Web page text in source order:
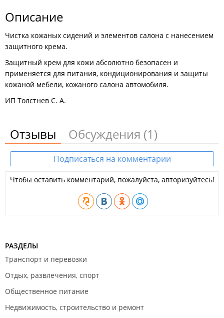
Описание
Чистка кожаных сидений и элементов салона с нанесением
защитного крема.
Защитный крем для кожи абсолютно безопасен и
применяется для питания, кондиционирования и защиты
кожаной мебели, кожаного салона автомобиля.
ИП Толстнев С. А.
Отзывы Обсуждения (1)
Подписаться на комментарии
Чтобы оставить комментарий, пожалуйста, авторизуйтесь!
РАЗДЕЛЫ
Транспорт и перевозки
Отдых, развлечения, спорт
Общественное питание
Недвижимость, строительство и ремонт